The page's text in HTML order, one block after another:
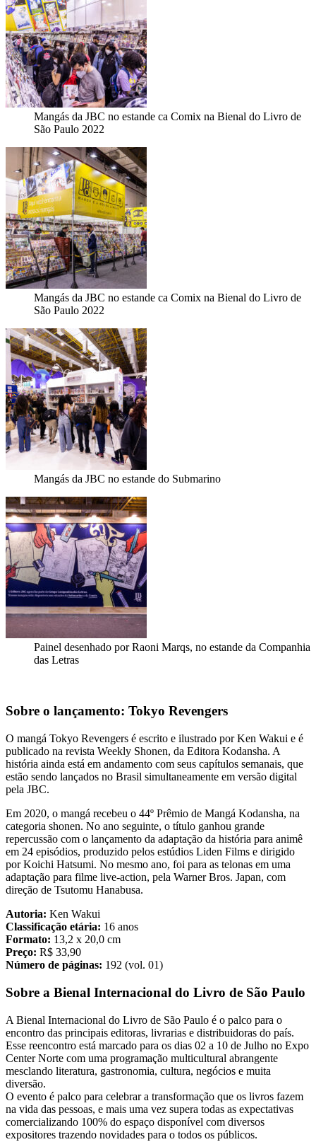
Mangás da JBC no estande ca Comix na Bienal do Livro de
São Paulo 2022
Mangás da JBC no estande ca Comix na Bienal do Livro de
São Paulo 2022
Mangás da JBC no estande do Submarino
Painel desenhado por Raoni Marqs, no estande da Companhia
das Letras
Sobre o lançamento: Tokyo Revengers
O mangá Tokyo Revengers é escrito e ilustrado por Ken Wakui e é
publicado na revista Weekly Shonen, da Editora Kodansha. A
história ainda está em andamento com seus capítulos semanais, que
estão sendo lançados no Brasil simultaneamente em versão digital
pela JBC.
Em 2020, o mangá recebeu o 44º Prêmio de Mangá Kodansha, na
categoria shonen. No ano seguinte, o título ganhou grande
repercussão com o lançamento da adaptação da história para animê
em 24 episódios, produzido pelos estúdios Liden Films e dirigido
por Koichi Hatsumi. No mesmo ano, foi para as telonas em uma
adaptação para filme live-action, pela Warner Bros. Japan, com
direção de Tsutomu Hanabusa.
Autoria: Ken Wakui
Classificação etária: 16 anos
Formato: 13,2 x 20,0 cm
Preço: R$ 33,90
Número de páginas: 192 (vol. 01)
Sobre a Bienal Internacional do Livro de São Paulo
A Bienal Internacional do Livro de São Paulo é o palco para o
encontro das principais editoras, livrarias e distribuidoras do país.
Esse reencontro está marcado para os dias 02 a 10 de Julho no Expo
Center Norte com uma programação multicultural abrangente
mesclando literatura, gastronomia, cultura, negócios e muita
diversão.
O evento é palco para celebrar a transformação que os livros fazem
na vida das pessoas, e mais uma vez supera todas as expectativas
comercializando 100% do espaço disponível com diversos
expositores trazendo novidades para o todos os públicos.